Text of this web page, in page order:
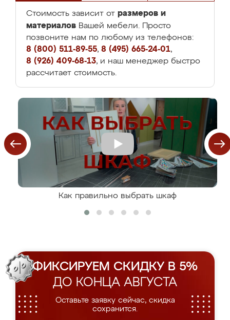
Стоимость зависит от размеров и
материалов Вашей мебели. Просто
позвоните нам по любому из телефонов:
8 (800) 511-89-55, 8 (495) 665-24-01,
8 (926) 409-68-13, и наш менеджер быстро
рассчитает стоимость.
Как правильно выбрать шкаф
ФИКСИРУЕМ СКИДКУ В 5%
ДО КОНЦА АВГУСТА
Оставьте заявку сейчас, скидка
сохранится.